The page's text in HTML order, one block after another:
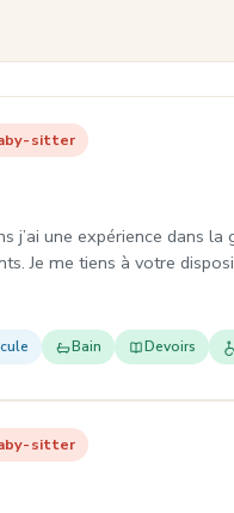
sitter
j’ai une expérience dans
Je me tiens à votre
Bain Devoirs
sitter